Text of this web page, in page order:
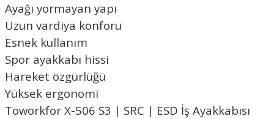
Ayağı yormayan yapı
Uzun vardiya konforu
Esnek kullanım
Spor ayakkabı hissi
Hareket özgürlüğü
Yüksek ergonomi
Toworkfor X-506 S3 | SRC | ESD İş Ayakkabısı